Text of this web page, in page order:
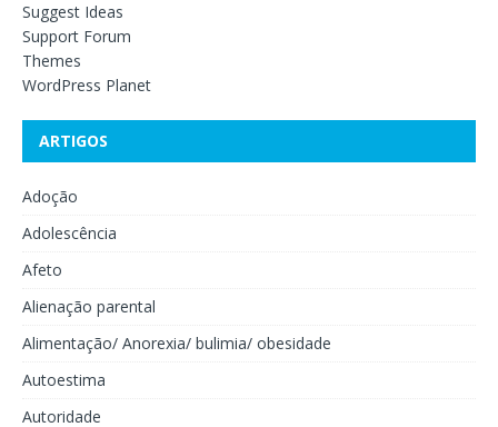
Suggest Ideas
Support Forum
Themes
WordPress Planet
ARTIGOS
Adoção
Adolescência
Afeto
Alienação parental
Alimentação/ Anorexia/ bulimia/ obesidade
Autoestima
Autoridade